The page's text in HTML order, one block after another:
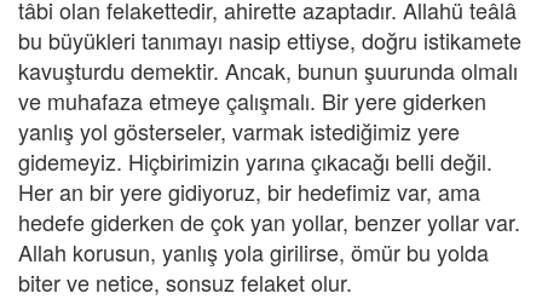
tâbi olan felakettedir, ahirette azaptadır. Allahü teâlâ
bu büyükleri tanımayı nasip ettiyse, doğru istikamete
kavuşturdu demektir. Ancak, bunun şuurunda olmalı
ve muhafaza etmeye çalışmalı. Bir yere giderken
yanlış yol gösterseler, varmak istediğimiz yere
gidemeyiz. Hiçbirimizin yarına çıkacağı belli değil.
Her an bir yere gidiyoruz, bir hedefimiz var, ama
hedefe giderken de çok yan yollar, benzer yollar var.
Allah korusun, yanlış yola girilirse, ömür bu yolda
biter ve netice, sonsuz felaket olur.